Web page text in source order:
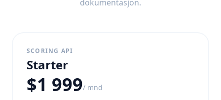
dokumentasjon.
SCORING API
Starter
$1 999/ mnd